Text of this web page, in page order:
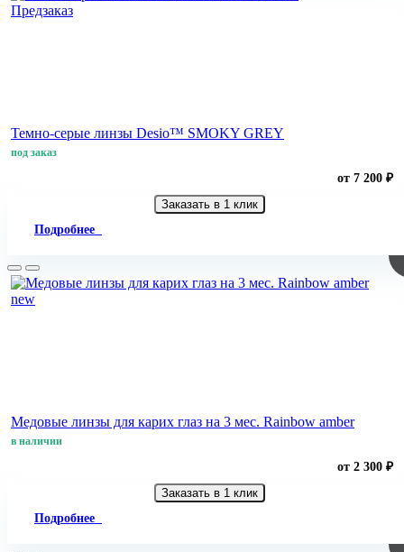
Предзаказ
Темно-серые линзы Desio™ SMOKY GREY
под заказ
от 7 200 ₽
Заказать в 1 клик
Подробнее
new
Медовые линзы для карих глаз на 3 мес. Rainbow amber
в наличии
от 2 300 ₽
Заказать в 1 клик
Подробнее